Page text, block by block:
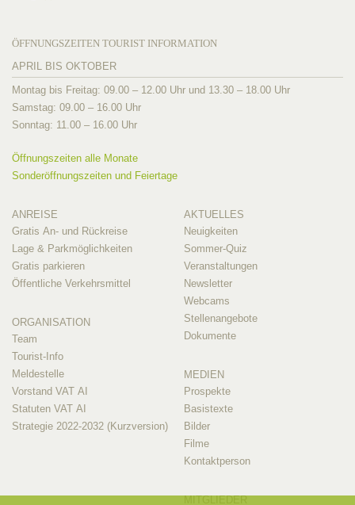
ÖFFNUNGSZEITEN TOURIST INFORMATION
APRIL BIS OKTOBER
Montag bis Freitag: 09.00 – 12.00 Uhr und 13.30 – 18.00 Uhr
Samstag: 09.00 – 16.00 Uhr
Sonntag: 11.00 – 16.00 Uhr
Öffnungszeiten alle Monate
Sonderöffnungszeiten und Feiertage
ANREISE
Gratis An- und Rückreise
Lage & Parkmöglichkeiten
Gratis parkieren
Öffentliche Verkehrsmittel
ORGANISATION
Team
Tourist-Info
Meldestelle
Vorstand VAT AI
Statuten VAT AI
Strategie 2022-2032 (Kurzversion)
AKTUELLES
Neuigkeiten
Sommer-Quiz
Veranstaltungen
Newsletter
Webcams
Stellenangebote
Dokumente
MEDIEN
Prospekte
Basistexte
Bilder
Filme
Kontaktperson